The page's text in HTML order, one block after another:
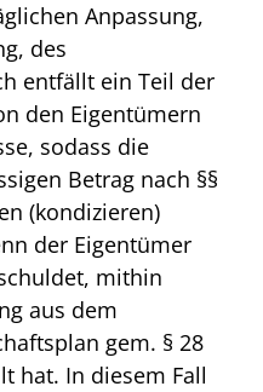
Anpassung,
des
entfällt ein Teil der
den Eigentümern
sodass die
Betrag nach §§
(kondizieren)
der Eigentümer
mithin
aus dem
gem. § 28
hat. In diesem Fall